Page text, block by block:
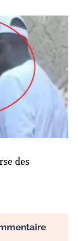
des